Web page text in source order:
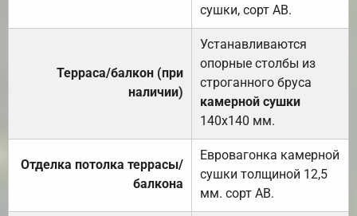
сушки, сорт АВ.
Терраса/балкон (при
наличии)
Устанавливаются
опорные столбы из
строганного бруса
камерной сушки
140х140 мм.
Отделка потолка террасы/
балкона
Евровагонка камерной
сушки толщиной 12,5
мм. сорт АВ.